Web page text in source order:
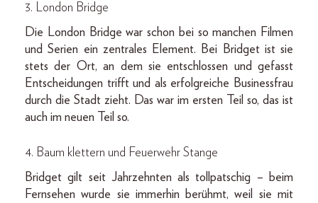
3. London Bridge
Die London Bridge war schon bei so manchen Filmen
und Serien ein zentrales Element. Bei Bridget ist sie
stets der Ort, an dem sie entschlossen und gefasst
Entscheidungen trifft und als erfolgreiche Businessfrau
durch die Stadt zieht. Das war im ersten Teil so, das ist
auch im neuen Teil so.
4. Baum klettern und Feuerwehr Stange
Bridget gilt seit Jahrzehnten als tollpatschig – beim
Fernsehen wurde sie immerhin berühmt, weil sie mit